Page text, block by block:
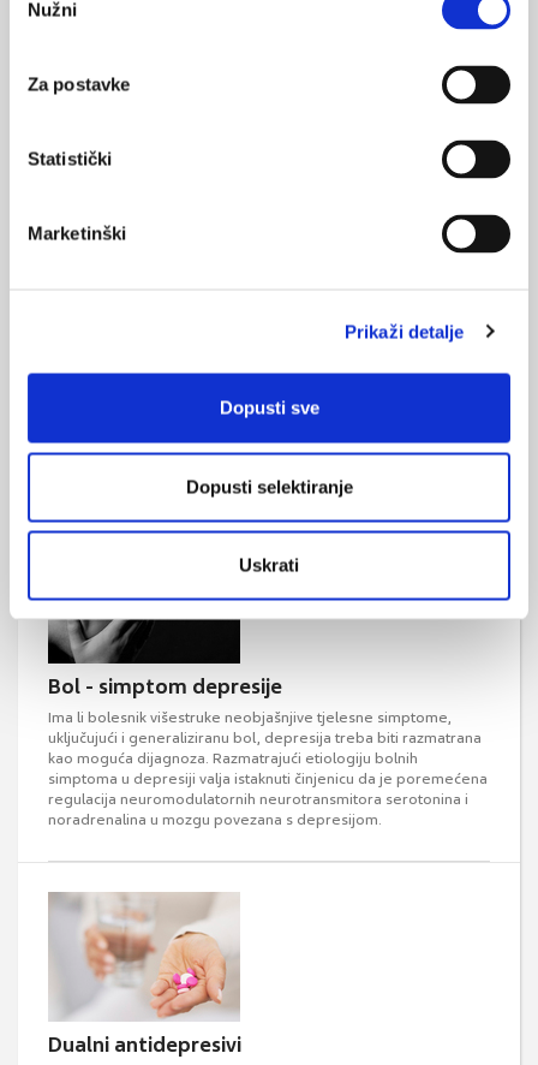
pristanka
Nužni
Za postavke
Statistički
Marketinški
Prikaži detalje
Dopusti sve
Dopusti selektiranje
Uskrati
smanjenja anksioznosti, depresije, ali i same boli, trebalo bi
Dvije su glavne skupine analgetika: neopioidni i opioidni.
lijekove, unutar kojih posebnu kategoriju čine salicilati i
selektivni inhibitori ciklooksigenaze 2 te na druge neopioidne
analgetike, poput paracetamola i metamizola. Opioidne
analgetike dijelimo na snažne agoniste, blage do umjerene
agoniste, opioide s miješanim učinkom na ...
Bol - simptom depresije
Ima li bolesnik višestruke neobjašnjive tjelesne simptome,
uključujući i generaliziranu bol, depresija treba biti razmatrana
kao moguća dijagnoza. Razmatrajući etiologiju bolnih
simptoma u depresiji valja istaknuti činjenicu da je poremećena
regulacija neuromodulatornih neurotransmitora serotonina i
noradrenalina u mozgu povezana s depresijom.
Dualni antidepresivi